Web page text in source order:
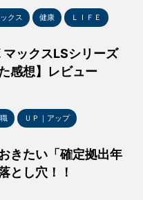
クス 健康 ＬＩＦＥ
マックスLSシリーズ
感想】レビュー
ＵＰ｜アップ
きたい「確定拠出年
とし穴！！